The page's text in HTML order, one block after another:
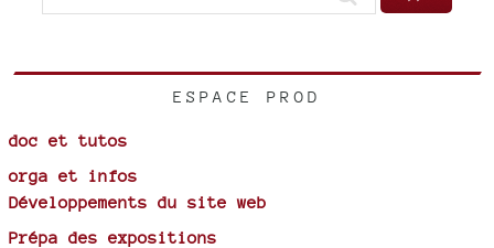
ESPACE PROD
doc et tutos
orga et infos
Développements du site web
Prépa des expositions